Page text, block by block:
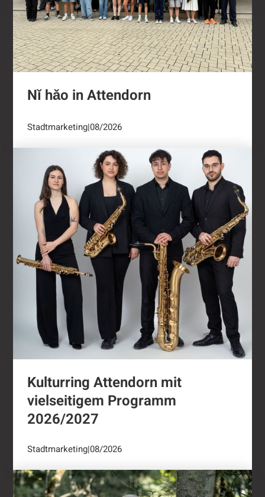
Nǐ hǎo in Attendorn
Stadtmarketing|08/2026
Kulturring Attendorn mit vielseitigem
Kulturring Attendorn mit
vielseitigem Programm
2026/2027
Stadtmarketing|08/2026
"Oli radelt"...nach Attendorn